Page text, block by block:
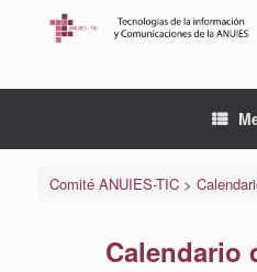
Comité ANUIES-TIC>
Calendario